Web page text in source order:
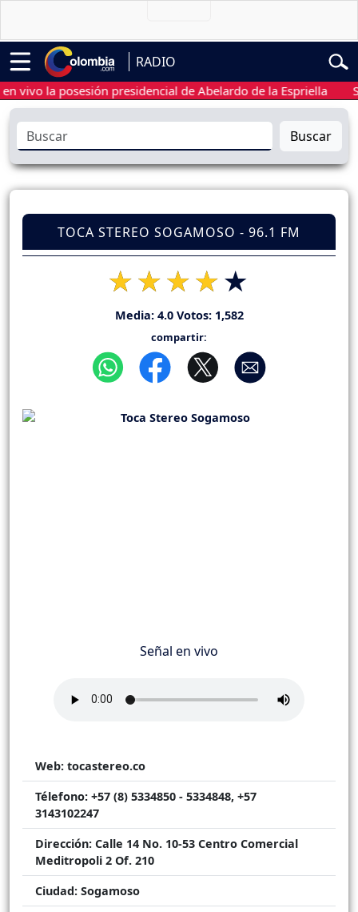
RADIO
la posesión presidencial de Abelardo de la Espriella Sigue
Buscar
TOCA STEREO SOGAMOSO - 96.1 FM
Media: 4.0Votos: 1,582
compartir:
Señal en vivo
Web: tocastereo.co
Télefono: +57 (8) 5334850 - 5334848, +57
3143102247
Dirección: Calle 14 No. 10-53 Centro Comercial
Meditropoli 2 Of. 210
Ciudad: Sogamoso